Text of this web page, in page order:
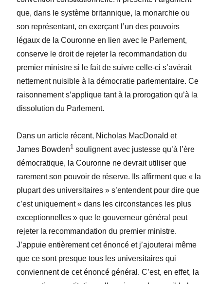
que, dans le système britannique, la monarchie ou
son représentant, en exerçant l’un des pouvoirs
légaux de la Couronne en lien avec le Parlement,
conserve le droit de rejeter la recommandation du
premier ministre si le fait de suivre celle-ci s’avérait
nettement nuisible à la démocratie parlementaire. Ce
raisonnement s’applique tant à la prorogation qu’à la
dissolution du Parlement.
Dans un article récent, Nicholas MacDonald et
James Bowden1 soulignent avec justesse qu’à l’ère
démocratique, la Couronne ne devrait utiliser que
rarement son pouvoir de réserve. Ils affirment que « la
plupart des universitaires » s’entendent pour dire que
c’est uniquement « dans les circonstances les plus
exceptionnelles » que le gouverneur général peut
rejeter la recommandation du premier ministre.
J’appuie entièrement cet énoncé et j’ajouterai même
que ce sont presque tous les universitaires qui
conviennent de cet énoncé général. C’est, en effet, la